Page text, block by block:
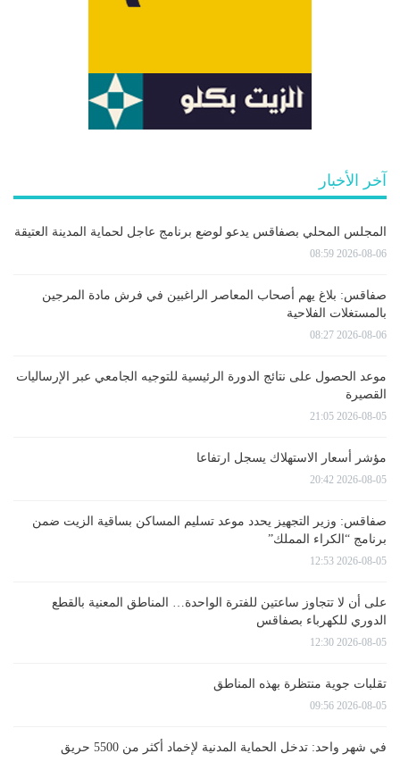
آخر الأخبار
المجلس المحلي بصفاقس يدعو لوضع برنامج عاجل لحماية المدينة العتيقة
2026-08-06 08:59
صفاقس: بلاغ يهم أصحاب المعاصر الراغبين في فرش مادة المرجين
بالمستغلات الفلاحية
2026-08-06 08:27
موعد الحصول على نتائج الدورة الرئيسية للتوجيه الجامعي عبر الإرساليات
القصيرة
2026-08-05 21:05
مؤشر أسعار الاستهلاك يسجل ارتفاعا
2026-08-05 20:42
صفاقس: وزير التجهيز يحدد موعد تسليم المساكن بساقية الزيت ضمن
برنامج “الكراء المملك”
2026-08-05 12:53
على أن لا تتجاوز ساعتين للفترة الواحدة… المناطق المعنية بالقطع
الدوري للكهرباء بصفاقس
2026-08-05 12:30
تقلبات جوية منتظرة بهذه المناطق
2026-08-05 09:56
في شهر واحد: تدخل الحماية المدنية لإخماد أكثر من 5500 حريق